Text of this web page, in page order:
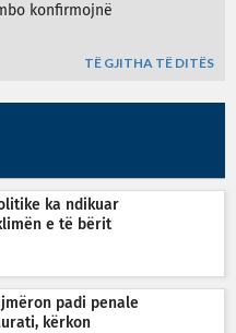
konfirmojnë
TË GJITHA TË DITËS
ka ndikuar
e të bërit
padi penale
kërkon